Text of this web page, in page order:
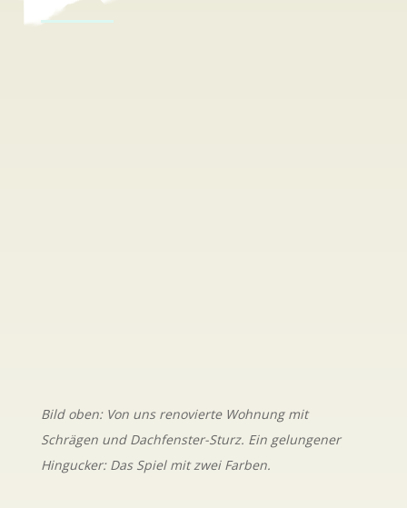
Bild oben: Von uns renovierte Wohnung mit
Schrägen und Dachfenster-Sturz. Ein gelungener
Hingucker: Das Spiel mit zwei Farben.